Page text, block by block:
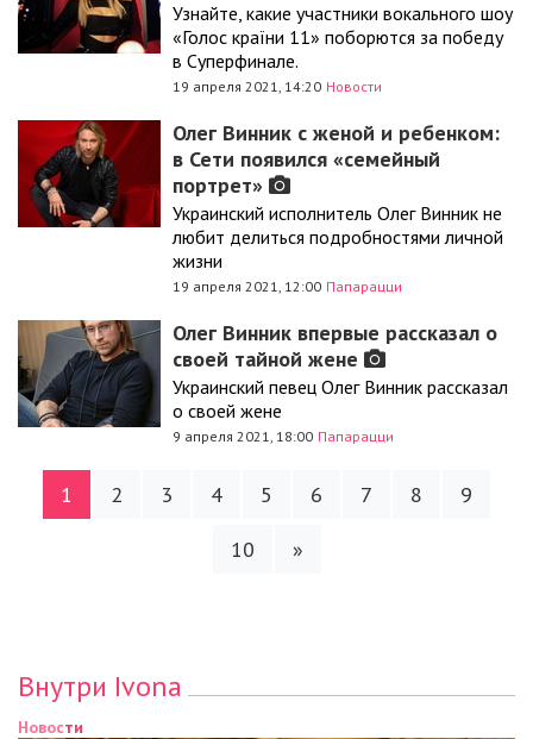
Узнайте, какие участники вокального шоу
«Голос країни 11» поборются за победу
в Суперфинале.
19 апреля 2021, 14:20 Новости
Олег Винник с женой и ребенком:
в Сети появился «семейный
портрет»
Украинский исполнитель Олег Винник не
любит делиться подробностями личной
жизни
19 апреля 2021, 12:00 Папарацци
Олег Винник впервые рассказал о
своей тайной жене
Украинский певец Олег Винник рассказал
о своей жене
9 апреля 2021, 18:00 Папарацци
1 2 3 4 5 6 7 8
9
10
»
Внутри Ivona
Новости